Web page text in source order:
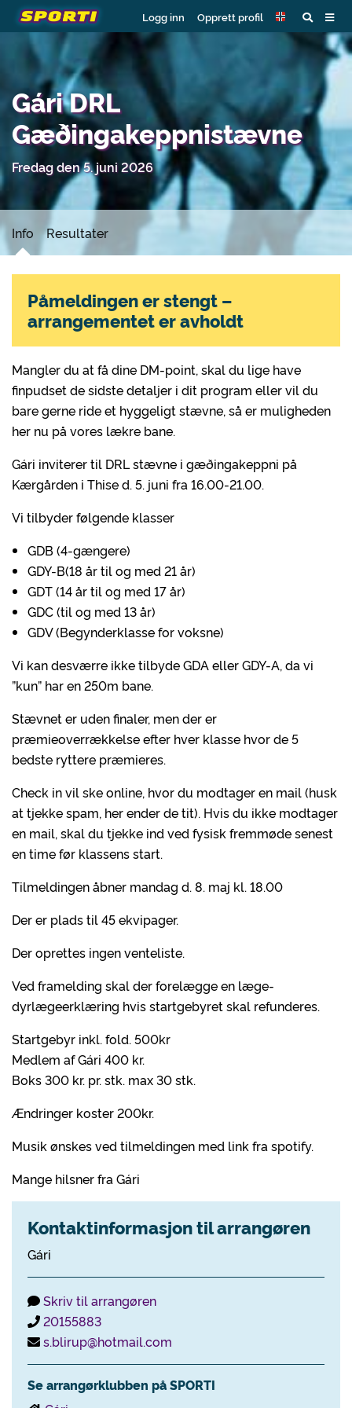
Logg inn Opprett profil
Gári DRL
Gæðingakeppnistævne
Fredag den 5. juni 2026
Info Resultater
Mangler du at få dine DM-point, skal du lige have
finpudset de sidste detaljer i dit program eller vil du
bare gerne ride et hyggeligt stævne, så er muligheden
her nu på vores lækre bane.
Gári inviterer til DRL stævne i gæðingakeppni på
Kærgården i Thise d. 5. juni fra 16.00-21.00.
Vi tilbyder følgende klasser
GDB (4-gængere)
GDY-B(18 år til og med 21 år)
GDT (14 år til og med 17 år)
GDC (til og med 13 år)
GDV (Begynderklasse for voksne)
Vi kan desværre ikke tilbyde GDA eller GDY-A, da vi
”kun” har en 250m bane.
Stævnet er uden finaler, men der er
præmieoverrækkelse efter hver klasse hvor de 5
bedste ryttere præmieres.
Check in vil ske online, hvor du modtager en mail (husk
at tjekke spam, her ender de tit). Hvis du ikke modtager
en mail, skal du tjekke ind ved fysisk fremmøde senest
en time før klassens start.
Tilmeldingen åbner mandag d. 8. maj kl. 18.00
Der er plads til 45 ekvipager.
Der oprettes ingen venteliste.
Ved framelding skal der forelægge en læge-
dyrlægeerklæring hvis startgebyret skal refunderes.
Startgebyr inkl. fold. 500kr
Medlem af Gári 400 kr.
Boks 300 kr. pr. stk. max 30 stk.
Ændringer koster 200kr.
Musik ønskes ved tilmeldingen med link fra spotify.
Mange hilsner fra Gári
Kontaktinformasjon til arrangøren
Gári
Skriv til arrangøren
20155883
s.blirup@hotmail.com
Se arrangørklubben på SPORTI
Påmeldingen er stengt –
arrangementet er avholdt